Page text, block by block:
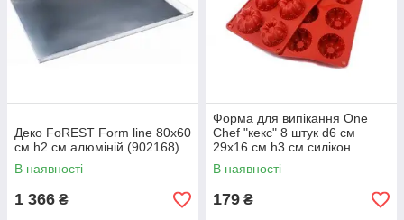
Деко FoREST Form line 80х60
см h2 см алюміній (902168)
В наявності
1 366 ₴
Форма для випікання One
Chef "кекс" 8 штук d6 см
29х16 см h3 см силікон
(904014) з швидкою
доставкою по Україні
В наявності
179 ₴